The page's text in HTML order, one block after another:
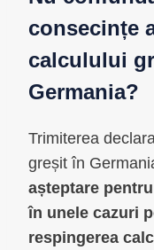
consecințe
calculului
Germania?
Trimiterea
greșit în
așteptare
în unele cazuri
respingerea